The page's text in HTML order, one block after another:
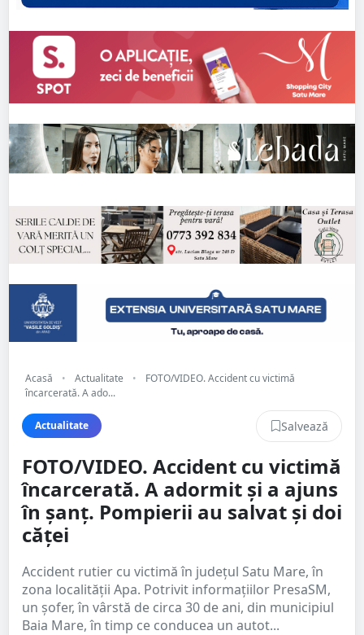
Acasă • Actualitate •
FOTO/VIDEO. Accident cu victimă
încarcerată. A ado...
Actualitate Salvează
FOTO/VIDEO. Accident cu victimă
încarcerată. A adormit și a ajuns
în șanț. Pompierii au salvat și doi
căței
Accident rutier cu victimă în județul Satu Mare, în
zona localității Apa. Potrivit informațiilor PresaSM,
un șofer, în vârstă de circa 30 de ani, din municipiul
Baia Mare, în timp ce conducea un autot...